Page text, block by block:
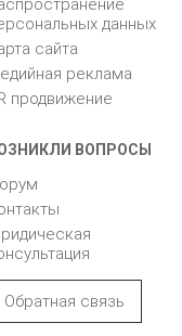
данных
сайта
реклама
продвижение
ВОПРОСЫ
Обратная связь